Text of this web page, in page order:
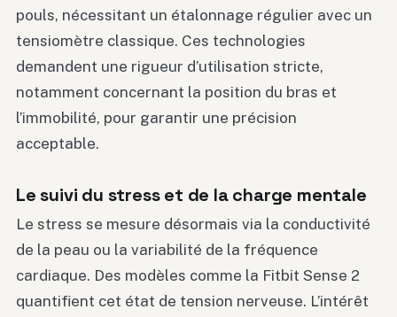
pouls, nécessitant un étalonnage régulier avec un
tensiomètre classique. Ces technologies
demandent une rigueur d’utilisation stricte,
notamment concernant la position du bras et
l’immobilité, pour garantir une précision
acceptable.
Le suivi du stress et de la charge mentale
Le stress se mesure désormais via la conductivité
de la peau ou la variabilité de la fréquence
cardiaque. Des modèles comme la Fitbit Sense 2
quantifient cet état de tension nerveuse. L’intérêt